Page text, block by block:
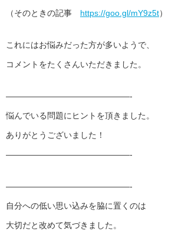
（そのときの記事 https://goo.gl/mY9z5t）
これにはお悩みだった方が多いようで、
コメントをたくさんいただきました。
———————————————-
悩んでいる問題にヒントを頂きました。
ありがとうございました！
———————————————-
———————————————-
自分への低い思い込みを脇に置くのは
大切だと改めて気づきました。